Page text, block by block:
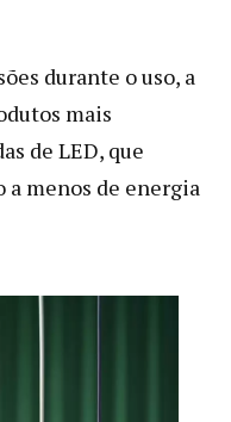
durante o uso, a
mais
de LED, que
a menos de energia